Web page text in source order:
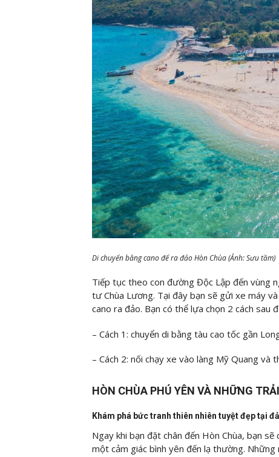
Di chuyển bằng cano để ra đảo Hòn Chùa (Ảnh: Sưu tầm)
Tiếp tục theo con đường Độc Lập đến vùng
tư Chùa Lương. Tại đây bạn sẽ gửi xe máy
cano ra đảo. Bạn có thể lựa chọn 2 cách sau
– Cách 1: chuyển di bằng tàu cao tốc gần
– Cách 2: nối chạy xe vào làng Mỹ Quang và
HÒN CHÙA PHÚ YÊN VÀ NHỮNG
Khám phá bức tranh thiên nhiên tuyệt đẹp tại
Ngay khi bạn đặt chân đến Hòn Chùa, bạn
một cảm giác bình yên đến lạ thường.